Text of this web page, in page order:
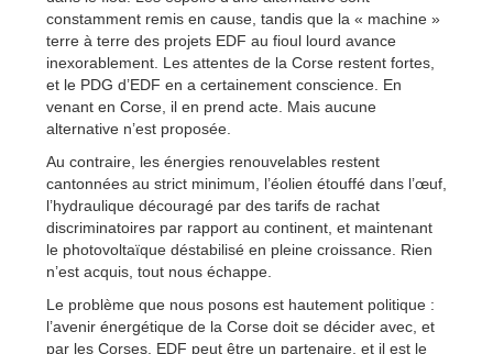
constamment remis en cause, tandis que la « machine »
terre à terre des projets EDF au fioul lourd avance
inexorablement. Les attentes de la Corse restent fortes,
et le PDG d’EDF en a certainement conscience. En
venant en Corse, il en prend acte. Mais aucune
alternative n’est proposée.
Au contraire, les énergies renouvelables restent
cantonnées au strict minimum, l’éolien étouffé dans l’œuf,
l’hydraulique découragé par des tarifs de rachat
discriminatoires par rapport au continent, et maintenant
le photovoltaïque déstabilisé en pleine croissance. Rien
n’est acquis, tout nous échappe.
Le problème que nous posons est hautement politique :
l’avenir énergétique de la Corse doit se décider avec, et
par les Corses. EDF peut être un partenaire, et il est le